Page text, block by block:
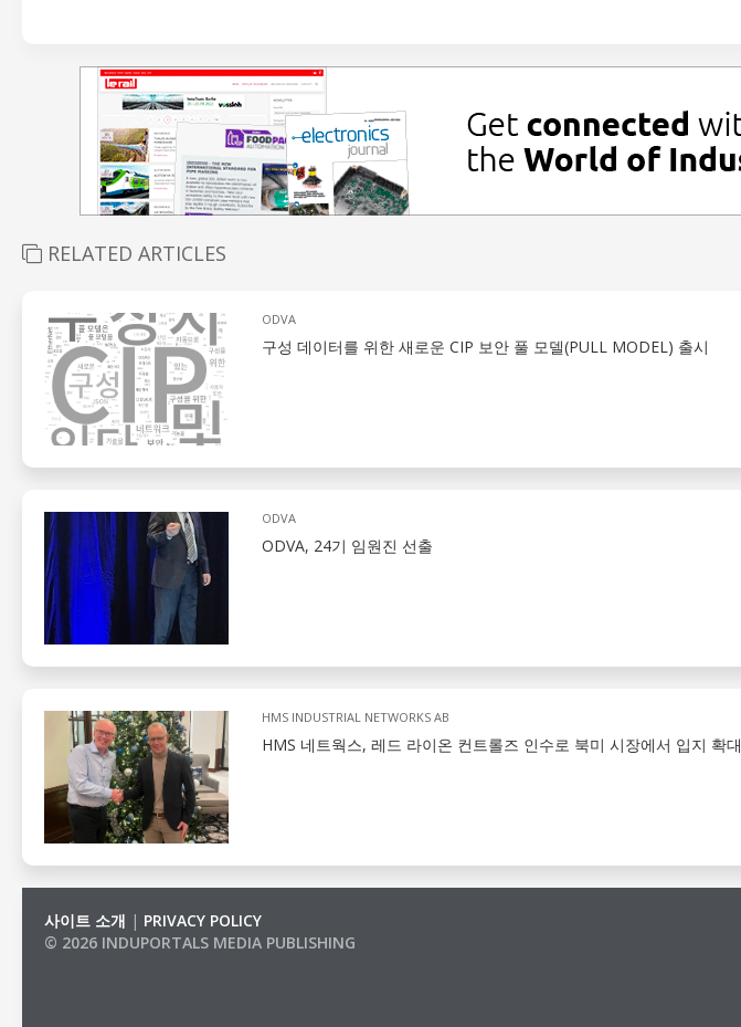
RELATED ARTICLES
ODVA
구성 데이터를 위한 새로운 CIP 보안 풀 모델(PULL MODEL) 출시
ODVA
ODVA, 24기 임원진 선출
HMS INDUSTRIAL NETWORKS AB
HMS 네트웍스, 레드 라이온 컨트롤즈 인수로 북미 시장에서 입지 확대
사이트 소개 | PRIVACY POLICY
© 2026 INDUPORTALS MEDIA PUBLISHING